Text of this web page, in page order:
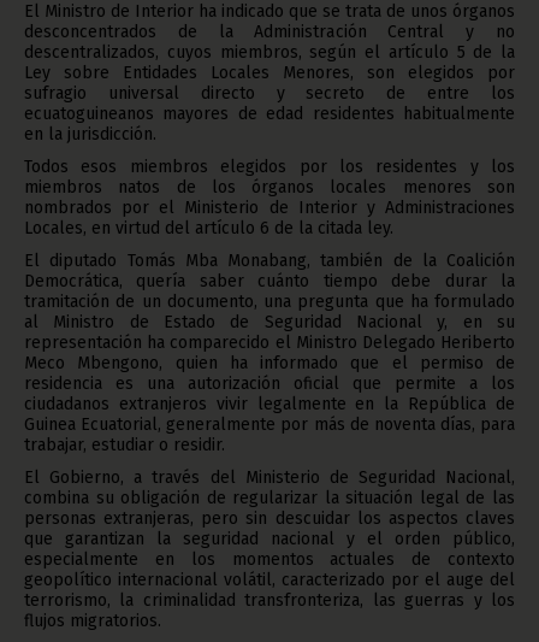
El Ministro de Interior ha indicado que se trata de unos órganos
desconcentrados de la Administración Central y no
descentralizados, cuyos miembros, según el artículo 5 de la
Ley sobre Entidades Locales Menores, son elegidos por
sufragio universal directo y secreto de entre los
ecuatoguineanos mayores de edad residentes habitualmente
en la jurisdicción.
Todos esos miembros elegidos por los residentes y los
miembros natos de los órganos locales menores son
nombrados por el Ministerio de Interior y Administraciones
Locales, en virtud del artículo 6 de la citada ley.
El diputado Tomás Mba Monabang, también de la Coalición
Democrática, quería saber cuánto tiempo debe durar la
tramitación de un documento, una pregunta que ha formulado
al Ministro de Estado de Seguridad Nacional y, en su
representación ha comparecido el Ministro Delegado Heriberto
Meco Mbengono, quien ha informado que el permiso de
residencia es una autorización oficial que permite a los
ciudadanos extranjeros vivir legalmente en la República de
Guinea Ecuatorial, generalmente por más de noventa días, para
trabajar, estudiar o residir.
El Gobierno, a través del Ministerio de Seguridad Nacional,
combina su obligación de regularizar la situación legal de las
personas extranjeras, pero sin descuidar los aspectos claves
que garantizan la seguridad nacional y el orden público,
especialmente en los momentos actuales de contexto
geopolítico internacional volátil, caracterizado por el auge del
terrorismo, la criminalidad transfronteriza, las guerras y los
flujos migratorios.